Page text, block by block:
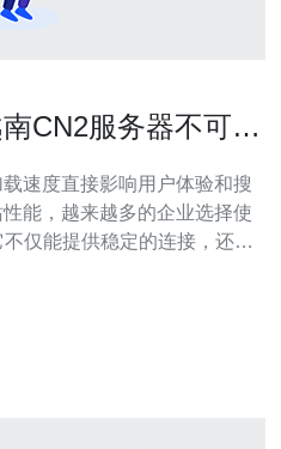
CN2服务器不可或
速度直接影响用户体验和搜
能，越来越多的企业选择使
仅能提供稳定的连接，还能
讯凭借其卓越的服务，成为